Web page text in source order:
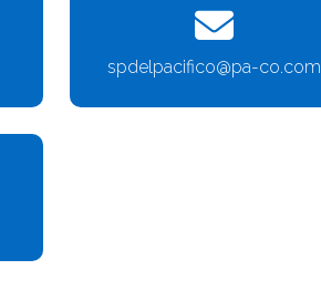
spdelpacifico@pa-co.com